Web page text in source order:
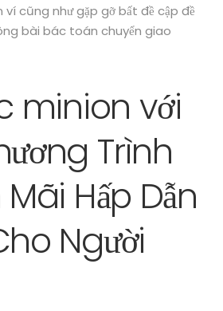
cũng như gặp gỡ bất đề cập đề
bài bác toán chuyển giao
minion với
Trình
Hấp Dẫn
Người